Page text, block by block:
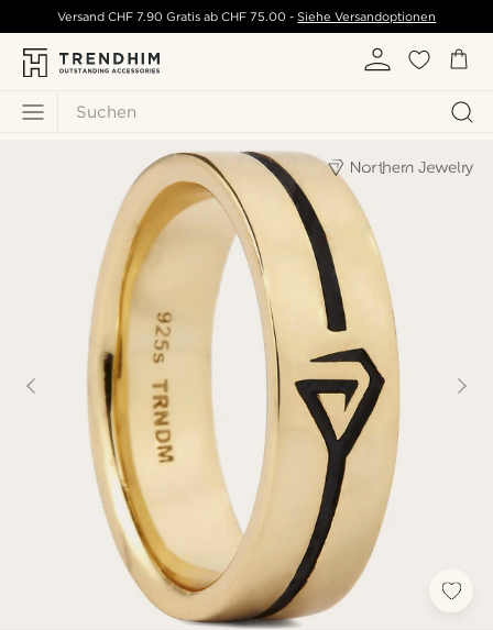
Suchen
Versand CHF 7.90 Gratis ab CHF 75.00 - Siehe Versandoptionen